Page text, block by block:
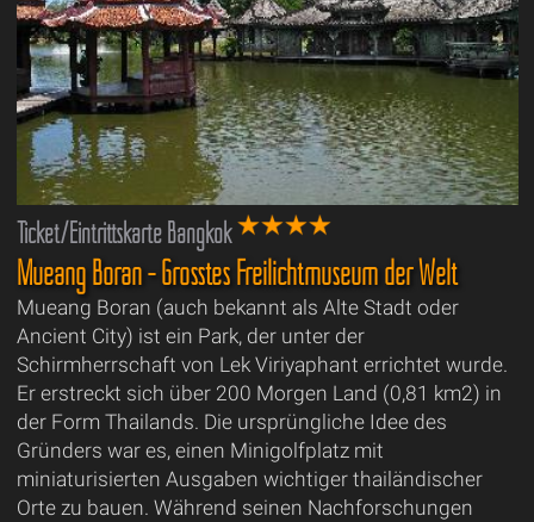
Ticket/Eintrittskarte Bangkok
Mueang Boran - Grösstes Freilichtmuseum der Welt
Mueang Boran (auch bekannt als Alte Stadt oder
Ancient City) ist ein Park, der unter der
Schirmherrschaft von Lek Viriyaphant errichtet wurde.
Er erstreckt sich über 200 Morgen Land (0,81 km2) in
der Form Thailands. Die ursprüngliche Idee des
Gründers war es, einen Minigolfplatz mit
miniaturisierten Ausgaben wichtiger thailändischer
Orte zu bauen. Während seinen Nachforschungen